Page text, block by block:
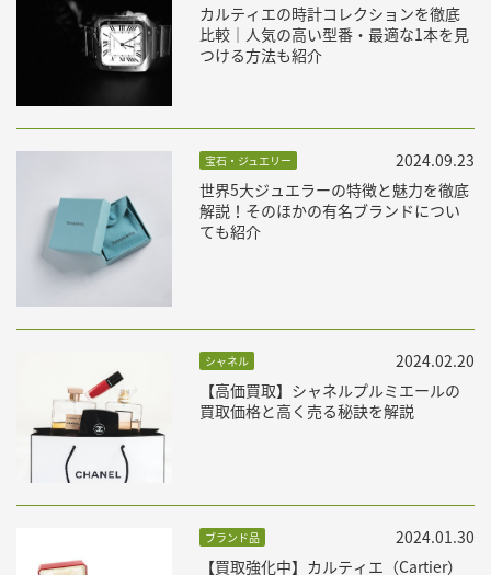
カルティエの時計コレクションを徹底
比較｜人気の高い型番・最適な1本を見
つける方法も紹介
宝石・ジュエリー
世界5大ジュエラーの特徴と魅力を徹底
解説！そのほかの有名ブランドについ
ても紹介
2024.09.23
シャネル
【高価買取】シャネルプルミエールの
買取価格と高く売る秘訣を解説
2024.02.20
ブランド品
【買取強化中】カルティエ（Cartier）
2024.01.30